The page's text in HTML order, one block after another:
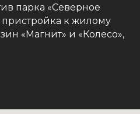
парка «Северное
пристройка к жилому
«Магнит» и «Колесо»,